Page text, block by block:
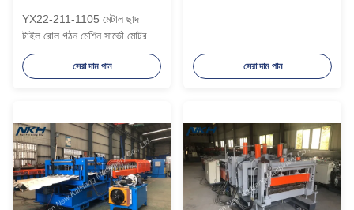
YX22-211-1105 মেটাল ছাদ
টাইল রোল গঠন মেশিন সার্ভো মোটর
ড্রাইভিং
সেরা দাম পান সেরা দাম পান